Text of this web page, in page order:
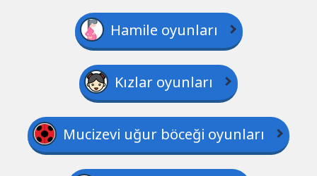
Hamile oyunları
Kızlar oyunları
Mucizevi uğur böceği oyunları